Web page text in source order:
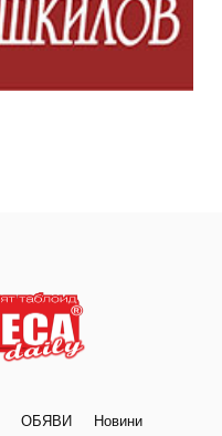
ОБЯВИ Новини